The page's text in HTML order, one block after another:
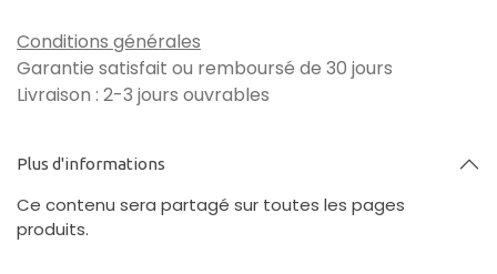
Conditions générales
Garantie satisfait ou remboursé de 30 jours
Livraison : 2-3 jours ouvrables
Plus d'informations
Ce contenu sera partagé sur toutes les pages
produits.